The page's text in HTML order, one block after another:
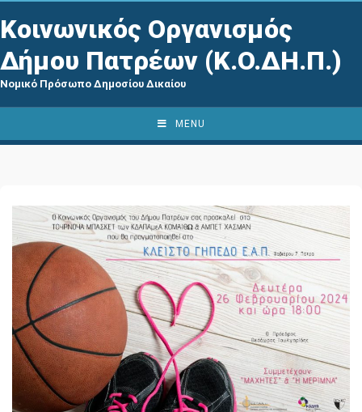
Κοινωνικός Οργανισμός
Δήμου Πατρέων (Κ.Ο.ΔΗ.Π.)
Νομικό Πρόσωπο Δημοσίου Δικαίου
MENU